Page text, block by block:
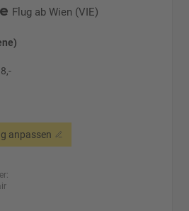
Flug ab Wien (VIE)
anpassen